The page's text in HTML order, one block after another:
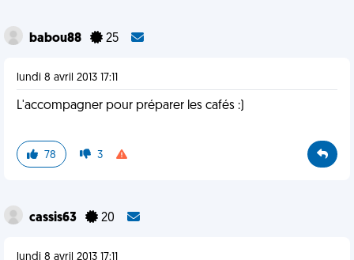
babou88 25
lundi 8 avril 2013 17:11
L'accompagner pour préparer les cafés :)
78 3
cassis63 20
lundi 8 avril 2013 17:11